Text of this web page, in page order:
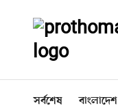
সর্বশেষ বাংলাদেশ